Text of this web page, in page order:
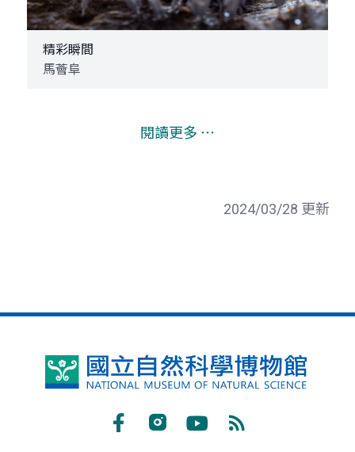
精彩瞬間
馬薈阜
閱讀更多 ⋯
2024/03/28 更新
國